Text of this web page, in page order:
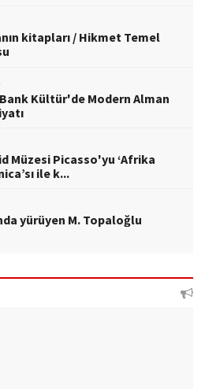
kitapları / Hikmet Temel
Kültür'de Modern Alman
Müzesi Picasso'yu ‘Afrika
ile k...
yürüyen M. Topaloğlu